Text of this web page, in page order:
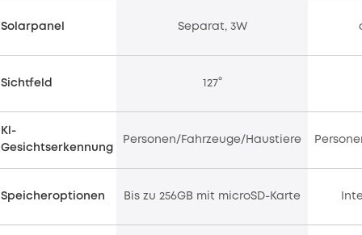
Solarpanel Separat, 3W
Sichtfeld 127°
Kl-
Gesichtserkennung
Personen/Fahrzeuge/Haustiere
Speicheroptionen Bis zu 256GB mit microSD-Karte